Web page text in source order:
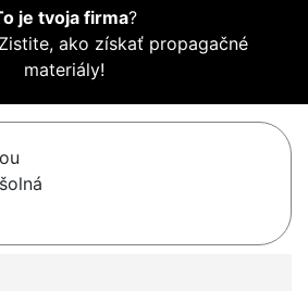
je tvoja firma?
Zistite, ako získať propagačné
materiály!